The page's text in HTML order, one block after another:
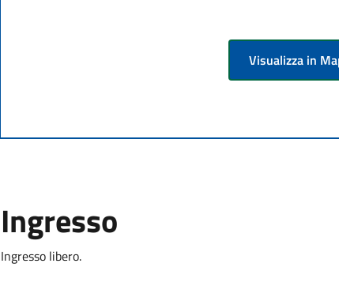
Visualizza in
Ingresso
Ingresso libero.